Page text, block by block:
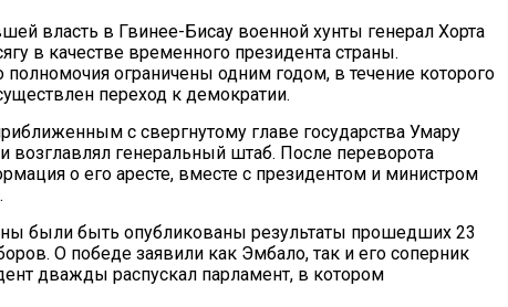
власть в Гвинее-Бисау военной хунты генерал Хорта
в качестве временного президента страны.
полномочия ограничены одним годом, в течение которого
переход к демократии.
с свергнутому главе государства Умару
возглавлял генеральный штаб. После переворота
о его аресте, вместе с президентом и министром
были быть опубликованы результаты прошедших 23
О победе заявили как Эмбало, так и его соперник
дважды распускал парламент, в котором